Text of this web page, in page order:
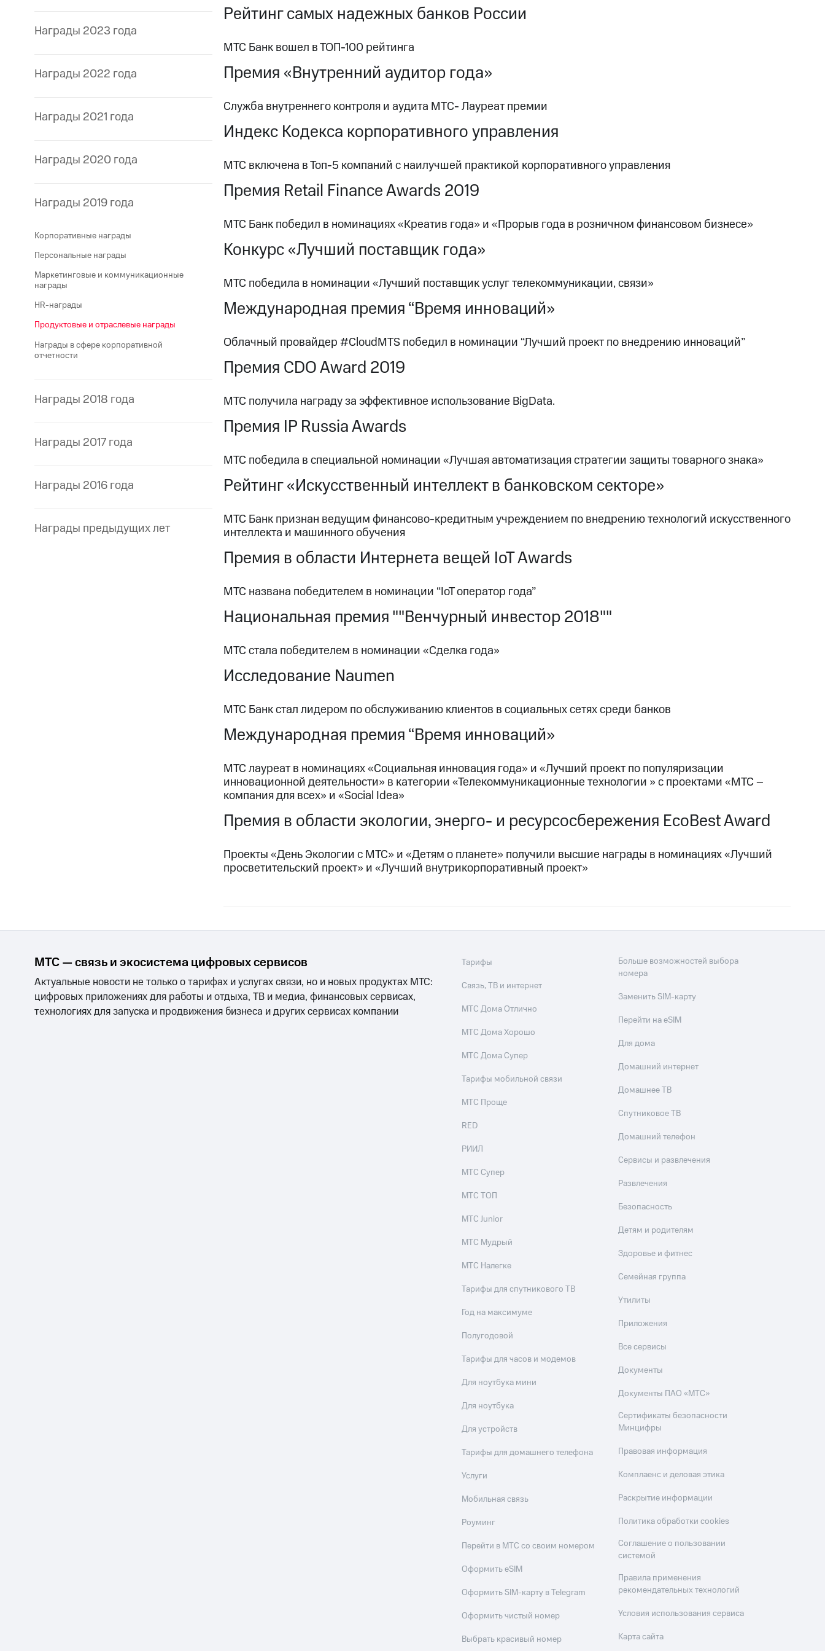
Награды 2023 года
Награды 2022 года
Награды 2021 года
Награды 2020 года
Награды 2019 года
Корпоративные награды
Персональные награды
Маркетинговые и коммуникационные
награды
HR-награды
Продуктовые и отраслевые награды
Награды в сфере корпоративной
отчетности
Награды 2018 года
Награды 2017 года
Награды 2016 года
Награды предыдущих лет
Рейтинг самых надежных банков России
МТС Банк вошел в ТОП-100 рейтинга
Премия «Внутренний аудитор года»
Служба внутреннего контроля и аудита МТC- Лауреат премии
Индекс Кодекса корпоративного управления
МТС включена в Топ-5 компаний с наилучшей практикой корпоративного управления
Премия Retail Finance Awards 2019
МТС Банк победил в номинациях «Креатив года» и «Прорыв года в розничном финансовом бизнесе»
Конкурс «Лучший поставщик года»
МТС победила в номинации «Лучший поставщик услуг телекоммуникации, связи»
Международная премия “Время инноваций»
Облачный провайдер #CloudMTS победил в номинации “Лучший проект по внедрению инноваций”
Премия CDO Award 2019
МТС получила награду за эффективное использование BigData.
Премия IP Russia Awards
МТС победила в специальной номинации «Лучшая автоматизация стратегии защиты товарного знака»
Рейтинг «Искусственный интеллект в банковском секторе»
МТС Банк признан ведущим финансово-кредитным учреждением по внедрению технологий искусственного
интеллекта и машинного обучения
Премия в области Интернета вещей IoT Awards
МТС названа победителем в номинации “IoT оператор года”
Национальная премия ""Венчурный инвестор 2018""
МТС стала победителем в номинации «Сделка года»
Исследование Naumen
МТС Банк стал лидером по обслуживанию клиентов в социальных сетях среди банков
Международная премия “Время инноваций»
МТС лауреат в номинациях «Социальная инновация года» и «Лучший проект по популяризации
инновационной деятельности» в категории «Телекоммуникационные технологии » с проектами «МТС –
компания для всех» и «Social Idea»
Премия в области экологии, энерго- и ресурсосбережения EcoBest Award
Проекты «День Экологии с МТС» и «Детям о планете» получили высшие награды в номинациях «Лучший
просветительский проект» и «Лучший внутрикорпоративный проект»
МТС — связь и экосистема цифровых сервисов
Актуальные новости не только о тарифах и услугах связи, но и новых продуктах МТС:
цифровых приложениях для работы и отдыха, ТВ и медиа, финансовых сервисах,
технологиях для запуска и продвижения бизнеса и других сервисах компании
Тарифы
Связь, ТВ и интернет
МТС Дома Отлично
МТС Дома Хорошо
МТС Дома Супер
Тарифы мобильной связи
МТС Проще
RED
РИИЛ
МТС Супер
МТС ТОП
МТС Junior
МТС Мудрый
МТС Налегке
Тарифы для спутникового ТВ
Год на максимуме
Полугодовой
Тарифы для часов и модемов
Для ноутбука мини
Для ноутбука
Для устройств
Тарифы для домашнего телефона
Услуги
Мобильная связь
Роуминг
Перейти в МТС со своим номером
Оформить eSIM
Оформить SIM-карту в Telegram
Оформить чистый номер
Выбрать красивый номер
Больше возможностей выбора
номера
Заменить SIM-карту
Перейти на eSIM
Для дома
Домашний интернет
Домашнее ТВ
Спутниковое ТВ
Домашний телефон
Сервисы и развлечения
Развлечения
Безопасность
Детям и родителям
Здоровье и фитнес
Семейная группа
Утилиты
Приложения
Все сервисы
Документы
Документы ПАО «МТС»
Сертификаты безопасности
Минцифры
Правовая информация
Комплаенс и деловая этика
Раскрытие информации
Политика обработки cookies
Соглашение о пользовании
системой
Правила применения
рекомендательных технологий
Условия использования сервиса
Карта сайта